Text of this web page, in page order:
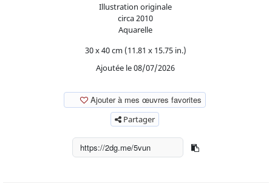
Illustration originale
circa2010
Aquarelle
30 x 40 cm (11.81 x 15.75 in.)
Ajoutée le 08/07/2026
Ajouter à mes œuvres favorites
Partager